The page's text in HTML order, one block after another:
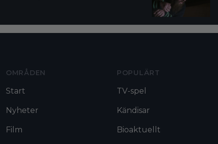
OMRÅDEN
Start
Nyheter
Film
POPULÄRT
TV-spel
Kändisar
Bioaktuellt